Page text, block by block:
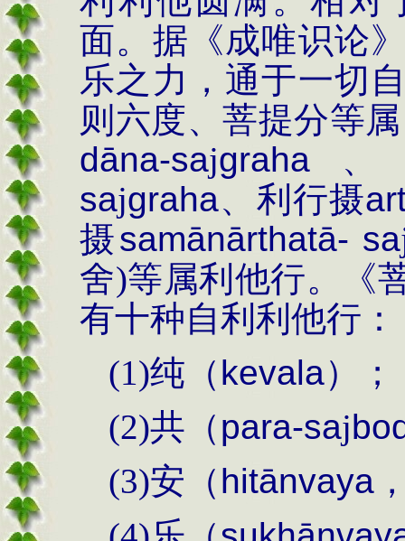
面。据《成唯识论
乐之力，通于一切
则六度、菩提分等
dāna-sajgraha
sajgraha、利行摄
摄samānārthatā- sa
舍)等属利他行。《
有十种自利利他行：
(1)纯（kevala）；
(2)共（para-saj
(3)安（hitānvaya